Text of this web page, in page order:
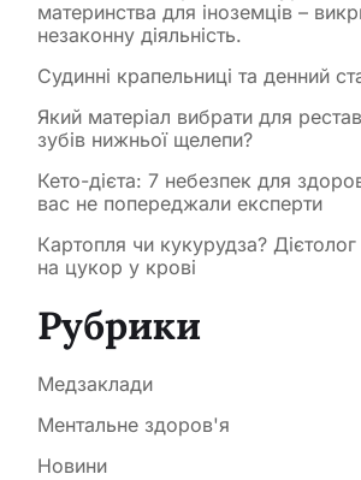
материнства для іноземців –
незаконну діяльність.
Судинні крапельниці та денний
Який матеріал вибрати для
зубів нижньої щелепи?
Кето-дієта: 7 небезпек для
вас не попереджали експерти
Картопля чи кукурудза?
на цукор у крові
Рубрики
Медзаклади
Ментальне здоров'я
Новини